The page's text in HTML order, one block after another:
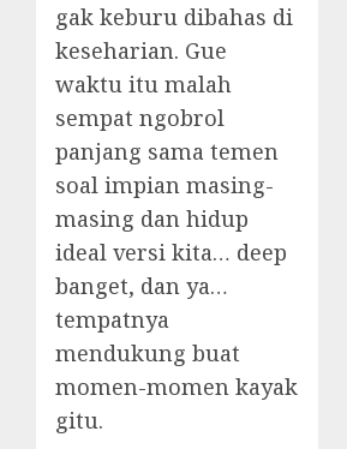
gak keburu dibahas di
keseharian. Gue
waktu itu malah
sempat ngobrol
panjang sama temen
soal impian masing-
masing dan hidup
ideal versi kita… deep
banget, dan ya…
tempatnya
mendukung buat
momen-momen kayak
gitu.